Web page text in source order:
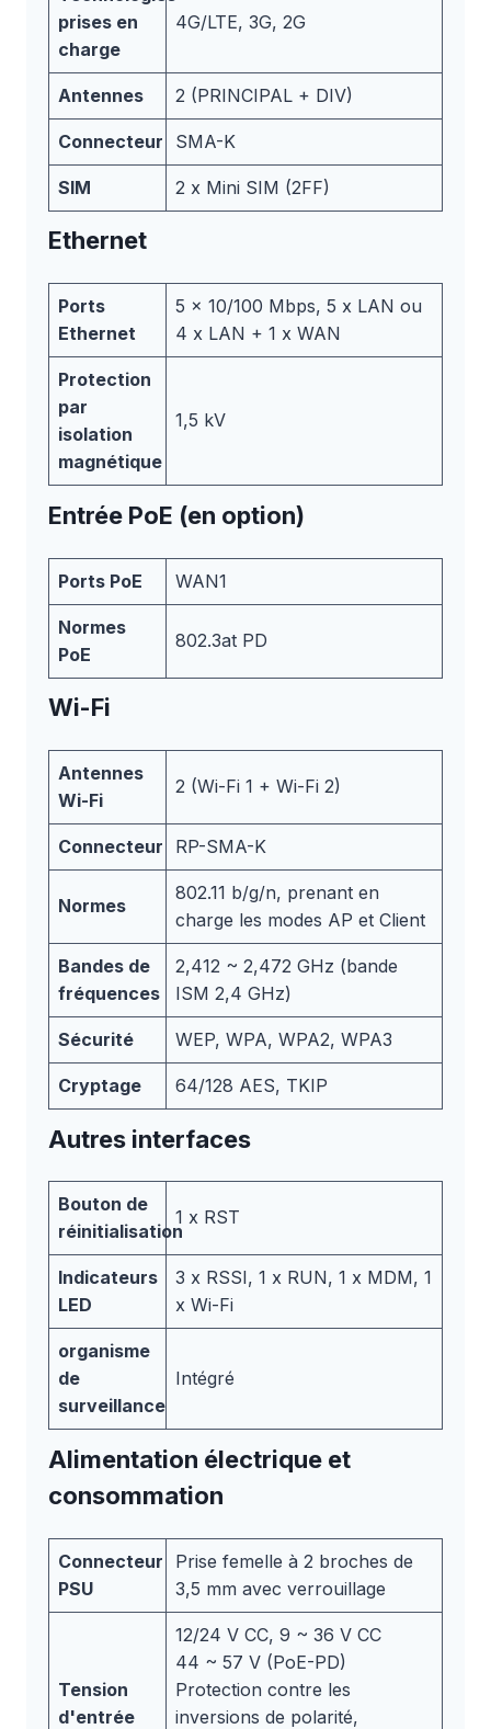
prises en
charge
4G/LTE, 3G, 2G
Antennes 2 (PRINCIPAL + DIV)
Connecteur SMA-K
SIM 2 x Mini SIM (2FF)
Ethernet
Ports
Ethernet
5 x 10/100 Mbps, 5 x LAN ou
4 x LAN + 1 x WAN
Protection
par
isolation
magnétique
1,5 kV
Entrée PoE (en option)
Ports PoE WAN1
Normes
PoE
802.3at PD
Wi-Fi
Antennes
Wi-Fi
2 (Wi-Fi 1 + Wi-Fi 2)
Connecteur RP-SMA-K
Normes
802.11 b/g/n, prenant en
charge les modes AP et Client
Bandes de
fréquences
2,412 ~ 2,472 GHz (bande
ISM 2,4 GHz)
Sécurité WEP, WPA, WPA2, WPA3
Cryptage 64/128 AES, TKIP
Autres interfaces
Bouton de
réinitialisation
1 x RST
Indicateurs
LED
3 x RSSI, 1 x RUN, 1 x MDM, 1
x Wi-Fi
organisme
de
surveillance
Intégré
Alimentation électrique et
consommation
Connecteur
PSU
Prise femelle à 2 broches de
3,5 mm avec verrouillage
Tension
d'entrée
12/24 V CC, 9 ~ 36 V CC
44 ~ 57 V (PoE-PD)
Protection contre les
inversions de polarité,